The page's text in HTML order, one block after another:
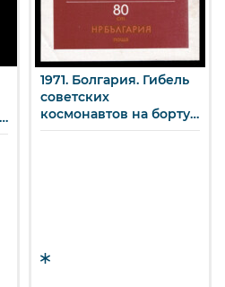
1971. Болгария. Гибель
советских
космонавтов на борту
«Союза-11».